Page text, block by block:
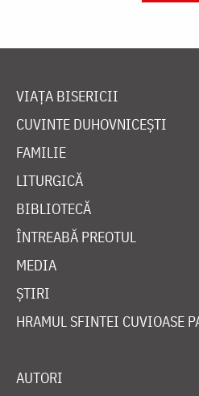
VIAȚA BISERICII
CUVINTE DUHOVNICEȘTI
FAMILIE
LITURGICĂ
BIBLIOTECĂ
ÎNTREABĂ PREOTUL
MEDIA
ȘTIRI
HRAMUL SFINTEI CUVIOASE
AUTORI